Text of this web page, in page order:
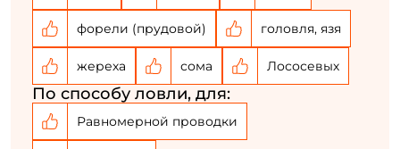
форели (прудовой) головля, язя
жереха сома Лососевых
По способу ловли, для:
Равномерной проводки
Email: *
Номер телефона: *
Придумайте пароль: *